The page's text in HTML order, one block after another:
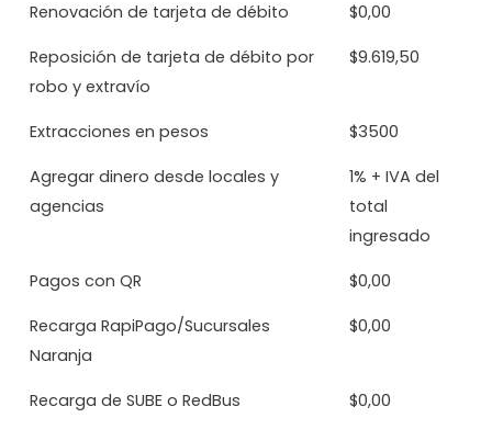
Renovación de tarjeta de débito $0,00
Reposición de tarjeta de débito por
robo y extravío
$9.619,50
Extracciones en pesos $3500
Agregar dinero desde locales y
agencias
1% + IVA del
total
ingresado
Pagos con QR $0,00
Recarga RapiPago/Sucursales
Naranja
$0,00
Recarga de SUBE o RedBus $0,00